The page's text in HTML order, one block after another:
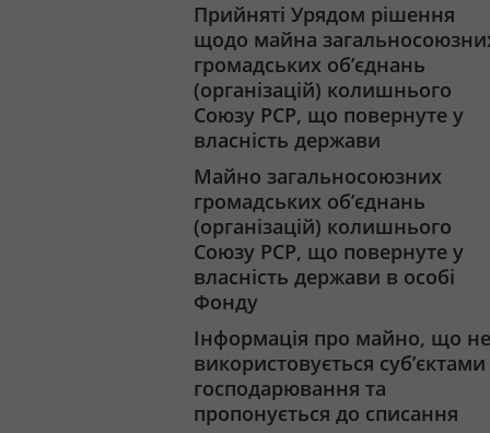
Прийняті Урядом рішення
щодо майна
громадських об’єднань
(організацій) колишнього
Союзу РСР, що повернуте у
власність держави
Майно загальносоюзних
громадських об’єднань
(організацій) колишнього
Союзу РСР, що повернуте у
власність держави в особі
Фонду
Інформація про майно, що не
використовується суб’єктами
господарювання та
пропонується до списання